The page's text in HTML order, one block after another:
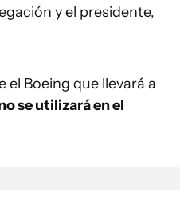
y el presidente,
el Boeing que llevará a
se utilizará en el